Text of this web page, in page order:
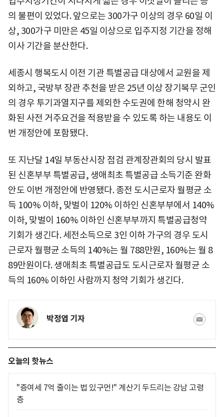
의 불편이 있었다. 앞으로는 300가구 이상의 경우 60일 이
상, 300가구 미만은 45일 이상으로 입주지정 기간을 정해
이사 기간을 분산한다.
세종시 행복도시 이전 기관 특별공급 대상에서 교원을 제
외하고, 국방부 장관 추천을 받은 25년 이상 장기복무 군인
의 경우 투기과열지구를 제외한 수도권에 한해 청약시 완
화된 사전 거주요건을 적용받을 수 있도록 하는 내용도 이
번 개정안에 포함됐다.
또 지난달 14일 부동산시장 점검 관계장관회의 당시 발표
된 신혼부부 특별공급, 생애최초 특별공급 소득기준 완화
안도 이번 개정안에 반영됐다. 종전 도시근로자 월평균 소
득 100% 이하, 맞벌이 120% 이하인 신혼부부에서 140%
이하, 맞벌이 160% 이하인 신혼부부까지 특별공급청약
기회가 생긴다. 세전소득으로 3인 이하 가구의 경우 도시
근로자 월평균 소득의 140%는 월 788만원, 160%는 월 8
89만원이다. 생애최초 특별공급도 도시근로자 월평균 소
득의 160% 이하인 사람까지 청약 기회가 생긴다.
박정엽 기자
오늘의 핫뉴스
"증여세 7억 줄이는 법 있구먼!" 계산기 두드리는 강남 고령
층